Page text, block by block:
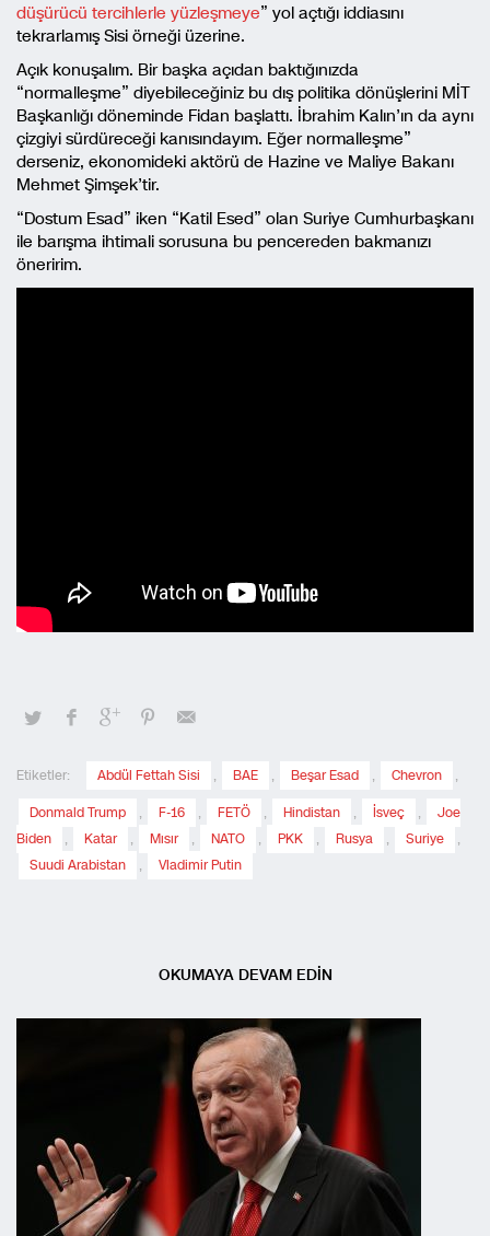
düşürücü tercihlerle yüzleşmeye” yol açtığı iddiasını
tekrarlamış Sisi örneği üzerine.
Açık konuşalım. Bir başka açıdan baktığınızda
“normalleşme” diyebileceğiniz bu dış politika dönüşlerini MİT
Başkanlığı döneminde Fidan başlattı. İbrahim Kalın’ın da aynı
çizgiyi sürdüreceği kanısındayım. Eğer normalleşme”
derseniz, ekonomideki aktörü de Hazine ve Maliye Bakanı
Mehmet Şimşek’tir.
“Dostum Esad” iken “Katil Esed” olan Suriye Cumhurbaşkanı
ile barışma ihtimali sorusuna bu pencereden bakmanızı
öneririm.
Etiketler: Abdül Fettah Sisi , BAE , Beşar Esad , Chevron ,
Donmald Trump , F-16 , FETÖ , Hindistan , İsveç ,
Joe
Biden
, Katar , Mısır , NATO , PKK , Rusya , Suriye
,
Suudi Arabistan
, Vladimir Putin
OKUMAYA DEVAM EDİN